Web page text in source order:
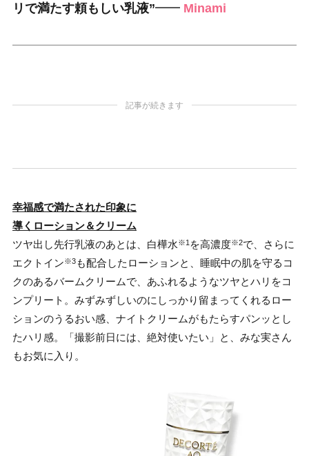
リで満たす頼もしい乳液”━━ Minami
記事が続きます
幸福感で満たされた印象に
導くローション＆クリーム
ツヤ出し先行乳液のあとは、白樺水※1 を高濃度※2で、さらに
エクトイン※3も配合したローションと、睡眠中の肌を守るコ
クのあるバームクリームで、あふれるようなツヤとハリをコ
ンプリート。みずみずしいのにしっかり留まってくれるロー
ションのうるおい感、ナイトクリームがもたらすパンッとし
たハリ感。「撮影前日には、絶対使いたい」と、みな実さん
もお気に入り。